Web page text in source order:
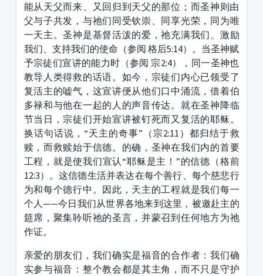
能从天父而来、又回归到天父的那位；而圣神则由
父与子共发，与祂们同受钦崇、同享光荣，同为唯
一天主。圣神是基督活泼的爱，祂充满我们、激励
我们、支持我们的使命（参阅 格后5:14）。当圣神赋
予宗徒们宣讲的能力时（参阅 宗2:4），同一圣神也
教导人类得救的话语。如今，宗徒们内心已领受了
复活主的嘘气，这宣讲便从他们口中涌流，借着伯
多禄和与他在一起的人的声音传达。就在圣神降临
节当日，宗徒们开始宣讲被钉死而又复活的耶稣。
换话句话说，“天主的奇事”（宗2:11）都归结于救
赎，而救赎始于信德。的确，圣神在我们内的首要
工程，就是使我们宣认“耶稣是主！”的信德（格前
12:3）。这信德生活并表达在每个善行、每个慈悲行
为和每个德行中。因此，天主的工程就是我们每一
个人——今日我们从世界各地来到这里，被邀赴主的
筵席，聚集聆听祂的圣言，并蒙召到任何地方为祂
作证。
亲爱的朋友们，我们确实是福音的合作者：我们确
实参与福音：整个教会都是其主角，而不只是守护